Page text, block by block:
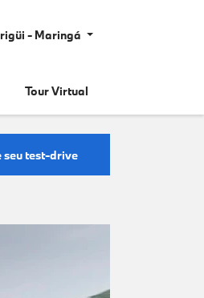
- Maringá
Tour Virtual
seu test-drive